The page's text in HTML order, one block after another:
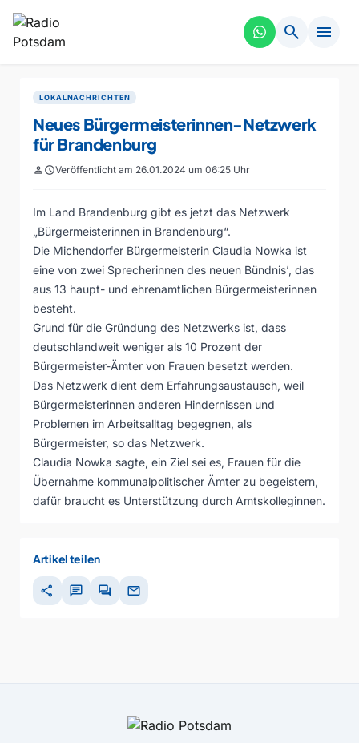
search menu
LOKALNACHRICHTEN
Neues Bürgermeisterinnen-Netzwerk
für Brandenburg
personscheduleVeröffentlicht am 26.01.2024 um 06:25 Uhr
Im Land Brandenburg gibt es jetzt das Netzwerk
„Bürgermeisterinnen in Brandenburg“.
Die Michendorfer Bürgermeisterin Claudia Nowka ist
eine von zwei Sprecherinnen des neuen Bündnis’, das
aus 13 haupt- und ehrenamtlichen Bürgermeisterinnen
besteht.
Grund für die Gründung des Netzwerks ist, dass
deutschlandweit weniger als 10 Prozent der
Bürgermeister-Ämter von Frauen besetzt werden.
Das Netzwerk dient dem Erfahrungsaustausch, weil
Bürgermeisterinnen anderen Hindernissen und
Problemen im Arbeitsalltag begegnen, als
Bürgermeister, so das Netzwerk.
Claudia Nowka sagte, ein Ziel sei es, Frauen für die
Übernahme kommunalpolitischer Ämter zu begeistern,
dafür braucht es Unterstützung durch Amtskolleginnen.
Artikel teilen
share chat forum mail